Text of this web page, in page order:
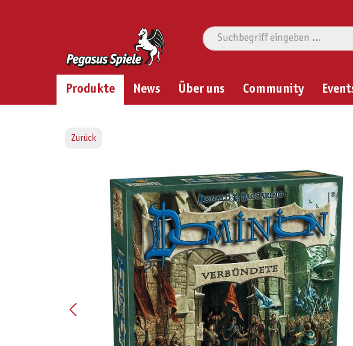
Produkte News Über uns Community
Zurück
Bildergalerie überspringen